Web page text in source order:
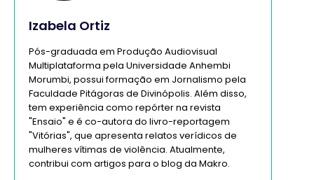
Izabela Ortiz
Pós-graduada em Produção Audiovisual
Multiplataforma pela Universidade Anhembi
Morumbi, possui formação em Jornalismo pela
Faculdade Pitágoras de Divinópolis. Além disso,
tem experiência como repórter na revista
"Ensaio" e é co-autora do livro-reportagem
"Vitórias", que apresenta relatos verídicos de
mulheres vítimas de violência. Atualmente,
contribui com artigos para o blog da Makro.